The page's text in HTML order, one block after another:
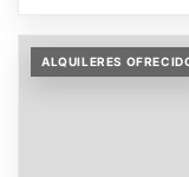
ALQUILERES